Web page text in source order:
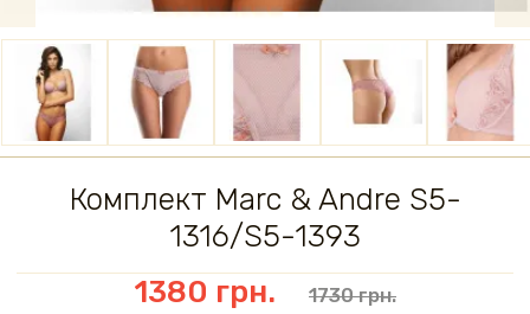
Комплект Marc & Andre S5-
1316/S5-1393
1380 грн.
1730 грн.